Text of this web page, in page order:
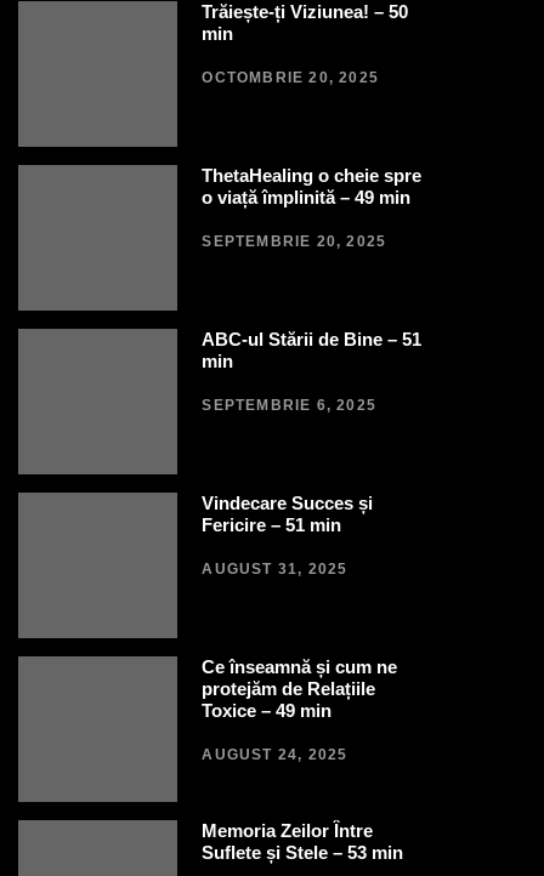
Trăiește-ți Viziunea! – 50
min
OCTOMBRIE 20, 2025
ThetaHealing o cheie spre
o viață împlinită – 49 min
SEPTEMBRIE 20, 2025
ABC-ul Stării de Bine – 51
min
SEPTEMBRIE 6, 2025
Vindecare Succes și
Fericire – 51 min
AUGUST 31, 2025
Ce înseamnă și cum ne
protejăm de Relațiile
Toxice – 49 min
AUGUST 24, 2025
Memoria Zeilor Între
Suflete și Stele – 53 min